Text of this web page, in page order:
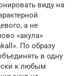
виду на
а не
«акула»
По образу
в одну
к любым